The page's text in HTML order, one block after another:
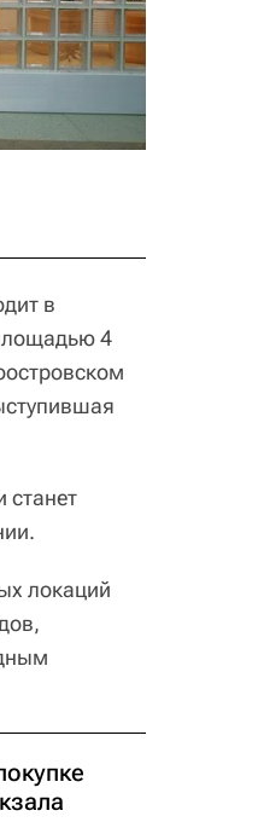
в
4
станет
локаций